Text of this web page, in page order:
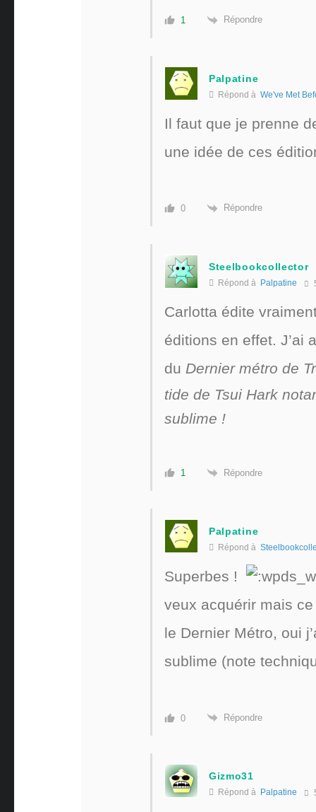
1 Répondre
Palpatine
Répond à We've Met
Il faut que je prenne
une idée de ces
0 Répondre
Steelbookcollector
Répond à Palpatine
Carlotta édite
éditions en effet. J’ai
du Dernier métro de
tide de Tsui Hark
sublime !
1 Répondre
Palpatine
Répond à
Superbes !
veux acquérir mais
le Dernier Métro, oui
sublime (note
0 Répondre
Gizmo31
Répond à Palpatine